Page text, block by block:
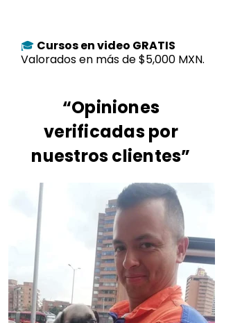
🎓 Cursos en video GRATIS
Valorados en más de $5,000 MXN.
“Opiniones
verificadas por
nuestros clientes”